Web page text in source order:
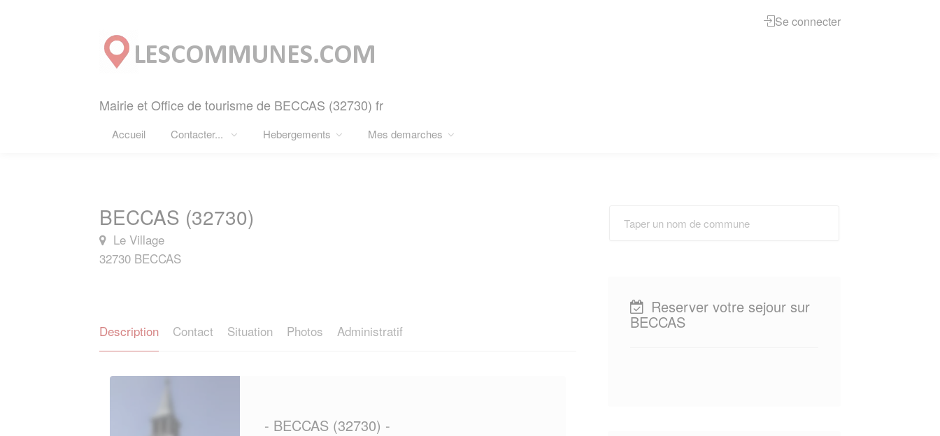
Mairie et Office de tourisme de BECCAS (32730) fr
Accueil Contacter... Hebergements Mes demarches
Se connecter
BECCAS (32730)
Le Village
32730 BECCAS
Description Contact Situation Photos Administratif
- BECCAS (32730) -
Reserver votre sejour sur
BECCAS